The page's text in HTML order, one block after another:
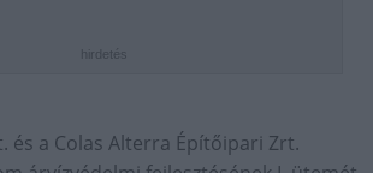
hirdetés
és a Colas Alterra Építőipari Zrt.